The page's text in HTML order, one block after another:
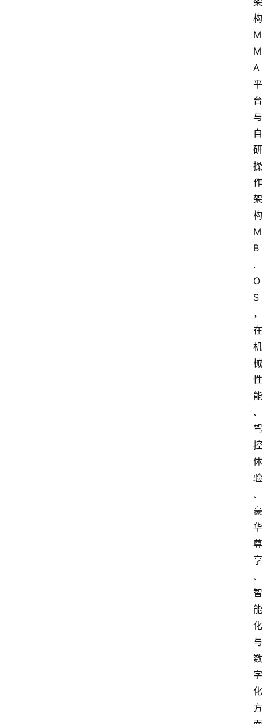
构
M
M
A
平
台
与
自
研
操
作
架
构
M
B
.
O
S
，
在
机
械
性
能
、
驾
控
体
验
、
豪
华
尊
享
、
智
能
化
与
数
字
化
方